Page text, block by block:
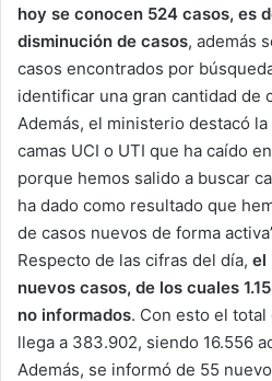
hoy se conocen 524 casos, es
disminución de casos, además
casos encontrados por
identificar una gran cantidad de
Además, el ministerio destacó
camas UCI o UTI que ha caído
porque hemos salido a buscar
ha dado como resultado que
de casos nuevos de forma
Respecto de las cifras del día, el
nuevos casos, de los cuales
no informados. Con esto el
llega a 383.902, siendo 16.556
Además, se informó de 55